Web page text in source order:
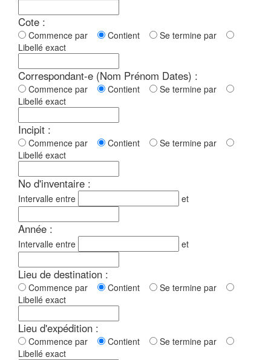
Cote :
Commence par Contient
Se termine par
Libellé exact
Correspondant-e (Nom Prénom Dates) :
Commence par Contient
Se termine par
Libellé exact
Incipit :
Commence par Contient
Se termine par
Libellé exact
No d'inventaire :
Intervalle entre et
Année :
Intervalle entre et
Lieu de destination :
Commence par Contient
Se termine par
Libellé exact
Lieu d'expédition :
Commence par Contient
Se termine par
Libellé exact